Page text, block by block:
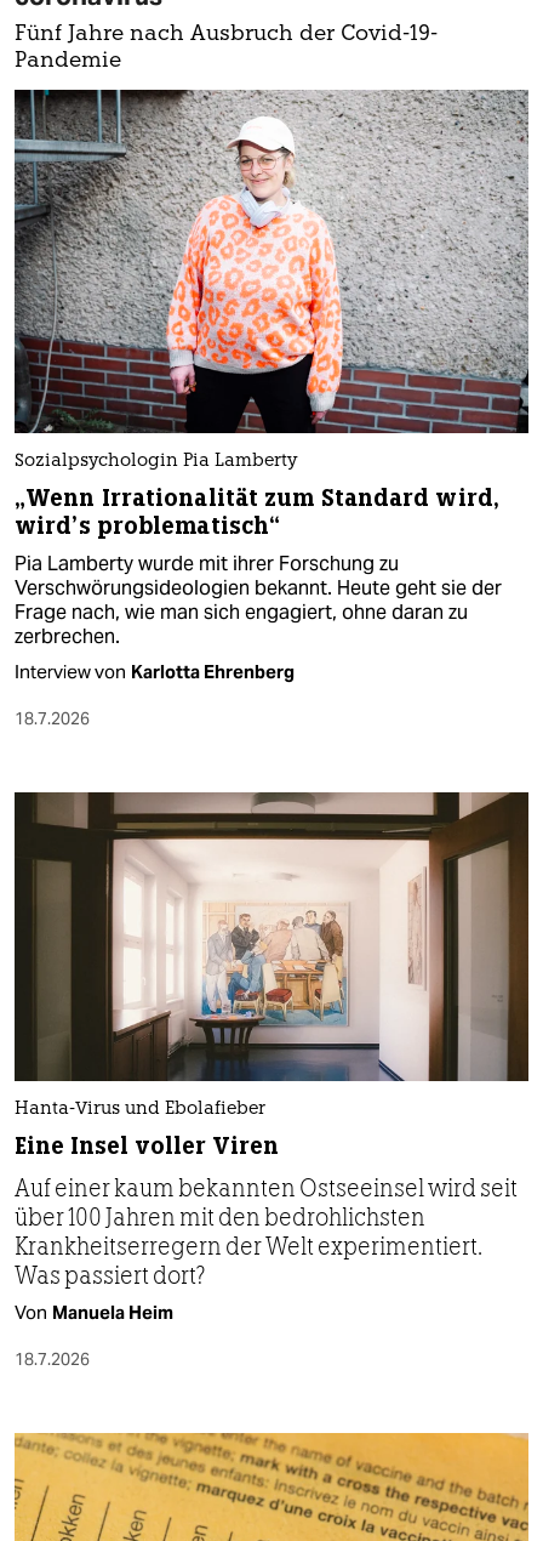
Fünf Jahre nach Ausbruch der Covid-19-
Pandemie
Sozialpsychologin Pia Lamberty
„Wenn Irrationalität zum Standard wird,
wird’s problematisch“
Pia Lamberty wurde mit ihrer Forschung zu
Verschwörungsideologien bekannt. Heute geht sie der
Frage nach, wie man sich engagiert, ohne daran zu
zerbrechen.
Interview von Karlotta Ehrenberg
18.7.2026
Hanta-Virus und Ebolafieber
Eine Insel voller Viren
Auf einer kaum bekannten Ostseeinsel wird seit
über 100 Jahren mit den bedrohlichsten
Krankheitserregern der Welt experimentiert.
Was passiert dort?
Von Manuela Heim
18.7.2026